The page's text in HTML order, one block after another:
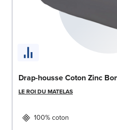
Drap-housse Coton Zinc
LE ROI DU MATELAS
100% coton